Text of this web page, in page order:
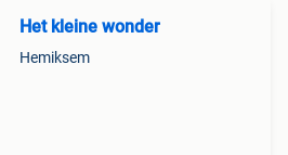
Het kleine wonder
Hemiksem